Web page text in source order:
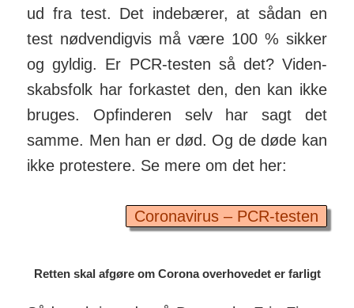
ud fra test. Det inde­bærer, at sådan en
test nød­ven­dig­vis må være 100 % sikker
og gyldig. Er PCR-testen så det? Viden­
skabs­folk har for­kastet den, den kan ikke
bruges. Op­fin­deren selv har sagt det
samme. Men han er død. Og de døde kan
ikke prote­stere. Se mere om det her:
Coronavirus – PCR-testen
Retten skal afgøre om Corona overhovedet er farligt